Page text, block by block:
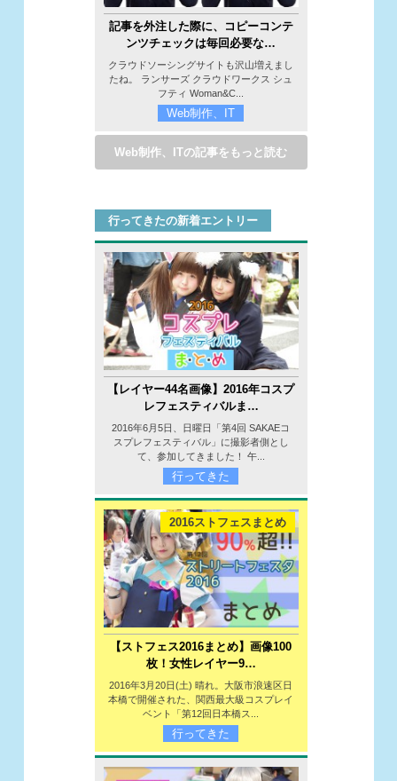
記事を外注した際に、コピーコンテ
ンツチェックは毎回必要な…
クラウドソーシングサイトも沢山増えまし
たね。 ランサーズ クラウドワークス シュ
フティ Woman&C...
Web制作、IT
Web制作、ITの記事をもっと読む
行ってきたの新着エントリー
【レイヤー44名画像】2016年コスプ
レフェスティバルま…
2016年6月5日、日曜日「第4回 SAKAEコ
スプレフェスティバル」に撮影者側とし
て、参加してきました！ 午...
行ってきた
2016ストフェスまとめ
【ストフェス2016まとめ】画像100
枚！女性レイヤー9…
2016年3月20日(土) 晴れ。大阪市浪速区日
本橋で開催された、関西最大級コスプレイ
ベント「第12回日本橋ス...
行ってきた